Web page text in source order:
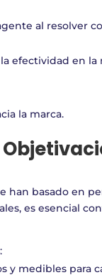
al resolver
la efectividad en
la marca.
han basado en
es esencial
y medibles para